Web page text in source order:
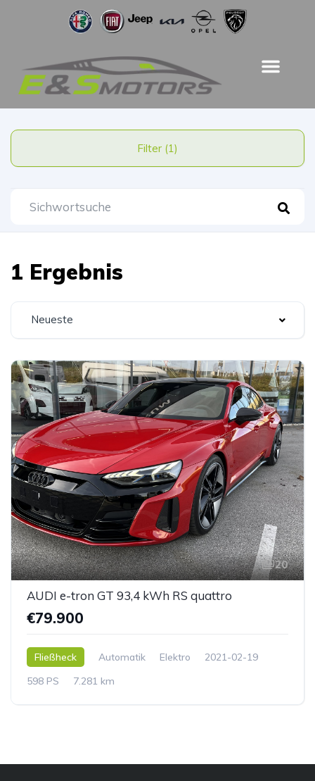
Filter (1)
1 Ergebnis
Neueste
20
AUDI e-tron GT 93,4 kWh RS quattro
€79.900
Fließheck Automatik Elektro
2021-02-19
598 PS
7.281 km